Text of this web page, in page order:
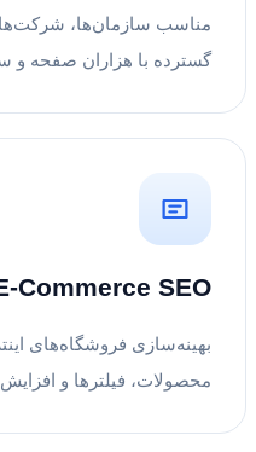
مناسب سازمان‌ها،
گسترده با هزاران صفحه و
Commerce SEO
بهینه‌سازی فروشگاه‌های
محصولات، فیلترها و